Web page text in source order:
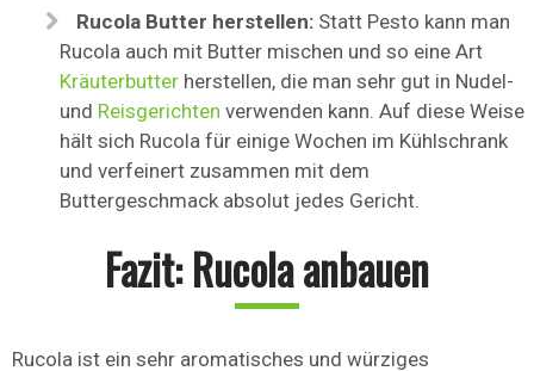
Rucola Butter herstellen: Statt Pesto kann man
Rucola auch mit Butter mischen und so eine Art
Kräuterbutter herstellen, die man sehr gut in Nudel-
und Reisgerichten verwenden kann. Auf diese Weise
hält sich Rucola für einige Wochen im Kühlschrank
und verfeinert zusammen mit dem
Buttergeschmack absolut jedes Gericht.
Fazit: Rucola anbauen
Rucola ist ein sehr aromatisches und würziges